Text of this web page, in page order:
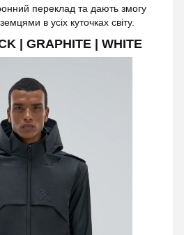
переклад та дають змогу
в усіх куточках світу.
| GRAPHITE | WHITE